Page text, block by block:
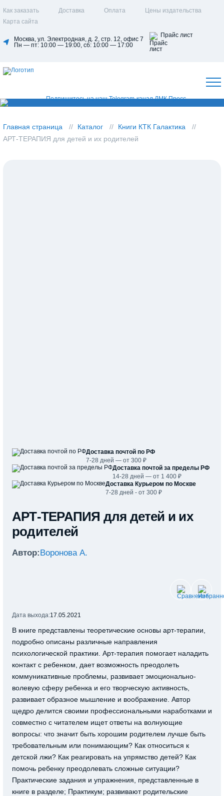
Как заказать Доставка Оплата
Цены издательства
Карта сайта
Москва, ул. Электродная, д. 2, стр. 12, офис 7
Пн — пт: 10:00 — 19:00, сб: 10:00 — 17:00
Прайс лист
Главная страница Каталог
Книги КТК Галактика
АРТ-ТЕРАПИЯ для детей и их родителей
Доставка почтой по РФ
7-28 дней — от 300 ₽
Доставка почтой за пределы РФ
14-28 дней — от 1 400 ₽
Доставка Курьером по Москве
7-28 дней - от 300 ₽
АРТ-ТЕРАПИЯ для детей и их
родителей
Автор:Воронова А.
Дата выхода:17.05.2021
В книге представлены теоретические основы арт-терапии,
подробно описаны различные направления
психологической практики. Арт-терапия помогает наладить
контакт с ребенком, дает возможность преодолеть
коммуникативные проблемы, развивает эмоционально-
волевую сферу ребенка и его творческую активность,
развивает образное мышление и воображение. Автор
щедро делится своими профессиональными наработками и
совместно с читателем ищет ответы на волнующие
вопросы: что значит быть хорошим родителем лучше быть
требовательным или понимающим? Как относиться к
детской лжи? Как реагировать на упрямство детей? Как
помочь ребенку преодолевать сложные ситуации?
Практические задания и упражнения, представленные в
книге в разделе; Практикум; развивают родительские